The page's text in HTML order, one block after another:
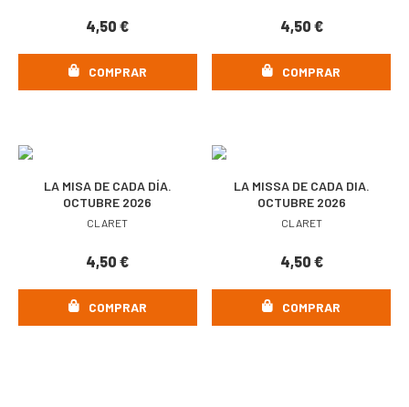
4,50€
COMPRAR
4,50 €
COMPRAR
LA MISA DE CADA DÍA.
OCTUBRE 2026
CLARET
4,50€
COMPRAR
LA MISSA DE CADA DIA.
OCTUBRE 2026
CLARET
4,50 €
COMPRAR